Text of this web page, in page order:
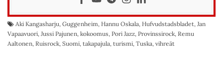
Aki Kangasharju, Guggenheim, Hannu Oskala, Hufvudstadsbladet, Jan
Vapaavuori, Jussi Pajunen, kokoomus, Pori Jazz, Provinssirock, Remu
Aaltonen, Ruisrock, Suomi, takapajula, turismi, Tuska, vihreät